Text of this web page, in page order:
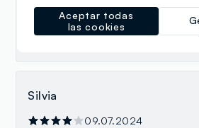
21.12.2025
Negozio ben rifornito e
Silvia
09.07.2024
Aceptar todas
las cookies